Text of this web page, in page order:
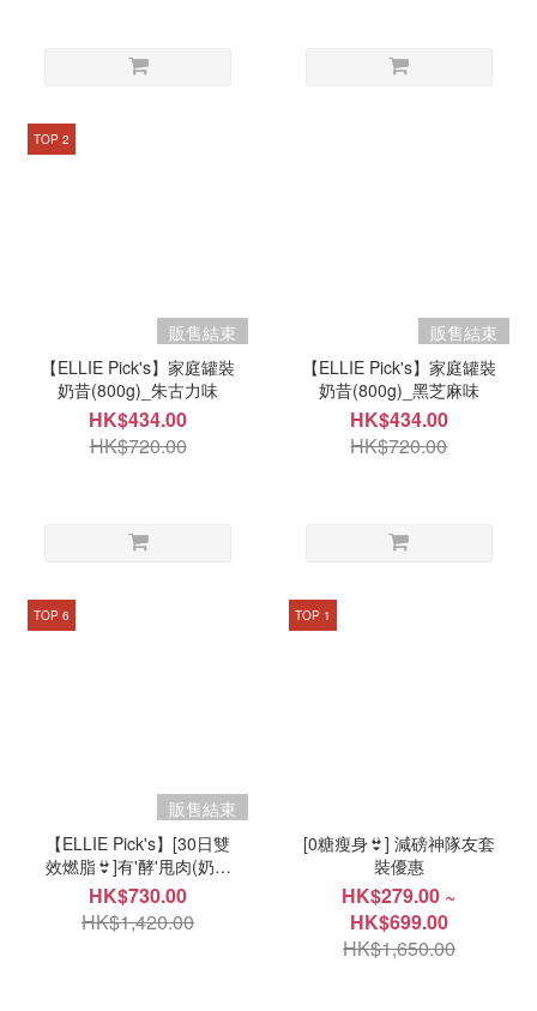
TOP 2
販售結束
【ELLIE Pick's】家庭罐裝
奶昔(800g)_朱古力味
HK$434.00
HK$720.00
販售結束
【ELLIE Pick's】家庭罐裝
奶昔(800g)_黑芝麻味
HK$434.00
HK$720.00
TOP 6
販售結束
【ELLIE Pick's】[30日雙
效燃脂👙]有'酵'甩肉(奶昔
+酵素)套裝
HK$730.00
HK$1,420.00
TOP 1
[0糖瘦身👙] 減磅神隊友套
裝優惠
HK$279.00 ~
HK$699.00
HK$1,650.00